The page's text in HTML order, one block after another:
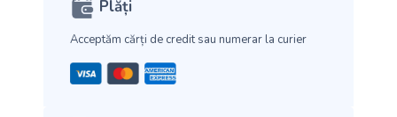
Plăți
Acceptăm cărți de creditsau numerar la curier